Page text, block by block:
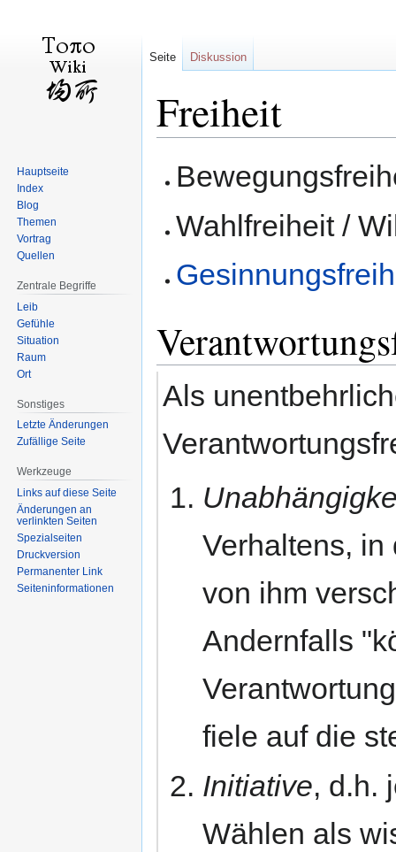
Freiheit
Navigation
Suche
Wahlfreiheit /
Als
Verhaltens, in
von ihm
Andernfalls
fiele auf die
Initiative, d.h.
Wählen als
Seite Diskussion
Hauptseite
Index
Blog
Themen
Vortrag
Quellen
Zentrale Begriffe
Leib
Gefühle
Situation
Raum
Ort
Sonstiges
Letzte Änderungen
Zufällige Seite
Werkzeuge
Links auf diese Seite
Änderungen an
verlinkten Seiten
Spezialseiten
Druckversion
Permanenter Link
Seiten­informationen